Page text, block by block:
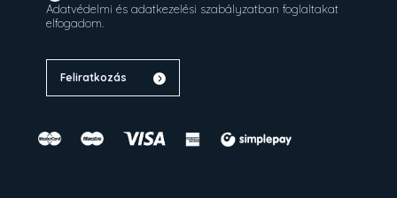
Adatvédelmi és adatkezelési szabályzatban foglaltakat
elfogadom.
Feliratkozás